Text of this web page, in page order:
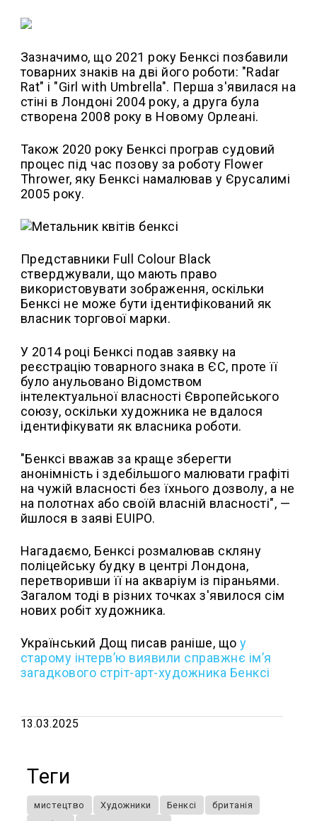
Зазначимо, що 2021 року Бенксі позбавили
товарних знаків на дві його роботи: "Radar
Rat" і "Girl with Umbrella". Перша з'явилася на
стіні в Лондоні 2004 року, а друга була
створена 2008 року в Новому Орлеані.
Також 2020 року Бенксі програв судовий
процес під час позову за роботу Flower
Thrower, яку Бенксі намалював у Єрусалимі
2005 року.
Представники Full Colour Black
стверджували, що мають право
використовувати зображення, оскільки
Бенксі не може бути ідентифікований як
власник торгової марки.
У 2014 році Бенксі подав заявку на
реєстрацію товарного знака в ЄС, проте її
було анульовано Відомством
інтелектуальної власності Європейського
союзу, оскільки художника не вдалося
ідентифікувати як власника роботи.
"Бенксі вважав за краще зберегти
анонімність і здебільшого малювати графіті
на чужій власності без їхнього дозволу, а не
на полотнах або своїй власній власності", —
йшлося в заяві EUIPO.
Нагадаємо, Бенксі розмалював скляну
поліцейську будку в центрі Лондона,
перетворивши її на акваріум із піраньями.
Загалом тоді в різних точках з'явилося сім
нових робіт художника.
Український Дощ писав раніше, що у
старому інтервʼю виявили справжнє імʼя
загадкового стріт-арт-художника Бенксі
13.03.2025
Теги
мистецтво Художники Бенксі
британія